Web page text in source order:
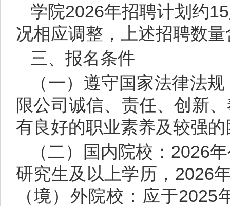
学院2026年招聘计划约
况相应调整，上述招聘数
三、报名条件
（一）遵守国家法律法
限公司诚信、责任、创新
有良好的职业素养及较强
（二）国内院校：2026
研究生及以上学历，2026
（境）外院校：应于